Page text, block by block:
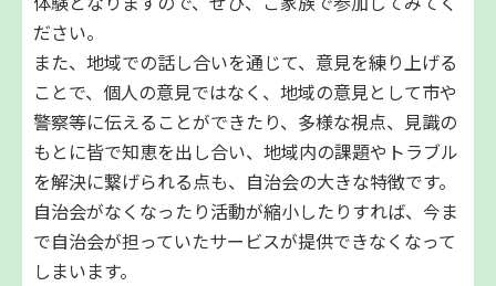
ださい。
また、地域での話し合いを通じて、意見を練り上げる
ことで、個人の意見ではなく、地域の意見として市や
警察等に伝えることができたり、多様な視点、見識の
もとに皆で知恵を出し合い、地域内の課題やトラブル
を解決に繋げられる点も、自治会の大きな特徴です。
自治会がなくなったり活動が縮小したりすれば、今ま
で自治会が担っていたサービスが提供できなくなって
しまいます。